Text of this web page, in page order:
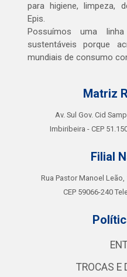
para higiene, limpeza,
Epis.
Possuímos uma
sustentáveis porque
mundiais de consumo
Matriz
Av. Sul Gov. Cid
Imbiribeira - CEP
Filial
Rua Pastor Manoel Leão,
CEP 59066-240
TROCAS E